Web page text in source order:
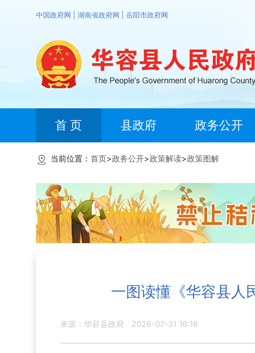
中国政府网 湖南省政府网 岳阳市政府网
首 页 县政府 政务公开
当前位置： 首页>政务公开>政策解读>政策图解
一图读懂《华容县人
来源：华容县政府 2026-07-31 16:18